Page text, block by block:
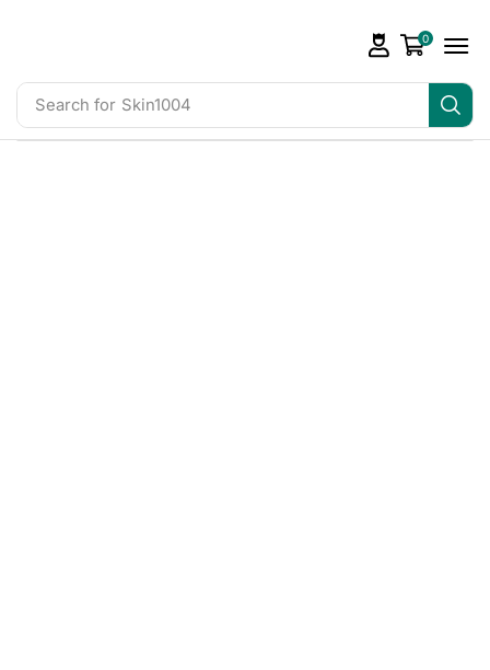
Search for Skin1004
0